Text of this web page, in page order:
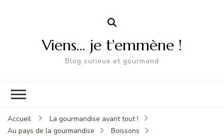
Viens… je t'emmène !
Blog curieux et gourmand
Accueil
La gourmandise avant tout !
Au pays de la gourmandise
Boissons